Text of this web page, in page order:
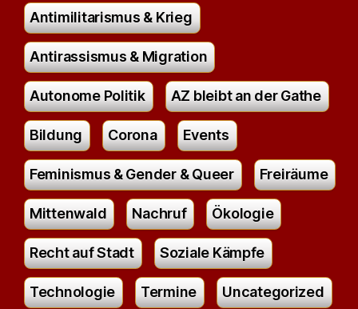
Antimilitarismus & Krieg
Antirassismus & Migration
Autonome Politik AZ bleibt an der Gathe
Bildung Corona Events
Feminismus & Gender & Queer Freiräume
Mittenwald Nachruf Ökologie
Recht auf Stadt Soziale Kämpfe
Technologie Termine Uncategorized